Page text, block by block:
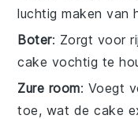
luchtig maken van
Boter: Zorgt voor
cake vochtig te
Zure room: Voegt
toe, wat de cake